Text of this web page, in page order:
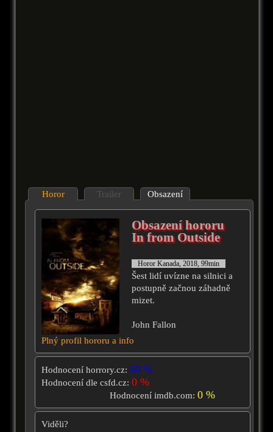
Horor Trailer Obsazení
Obsazení hororu
In from Outside
Horor Kanada, 2018, 99min
Šest lidí uvízne na silnici a
postupně začnou záhadně
mizet.
John Fallon
Plný profil hororu a info
Hodnocení horrory.cz: 60 %
Hodnocení dle csfd.cz: 0 %
Hodnocení imdb.com:0 %
Viděli?